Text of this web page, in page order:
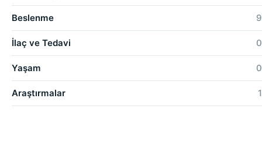
Beslenme 9
İlaç ve Tedavi 0
Yaşam 0
Araştırmalar 1